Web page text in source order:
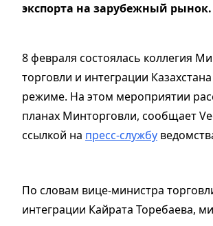
экспорта на зарубежный рынок.
8 февраля состоялась коллегия
торговли и интеграции
режиме. На этом мероприятии
планах Минторговли, сообщает
ссылкой на пресс-службу
По словам вице-министра
интеграции Кайрата Торебаева,